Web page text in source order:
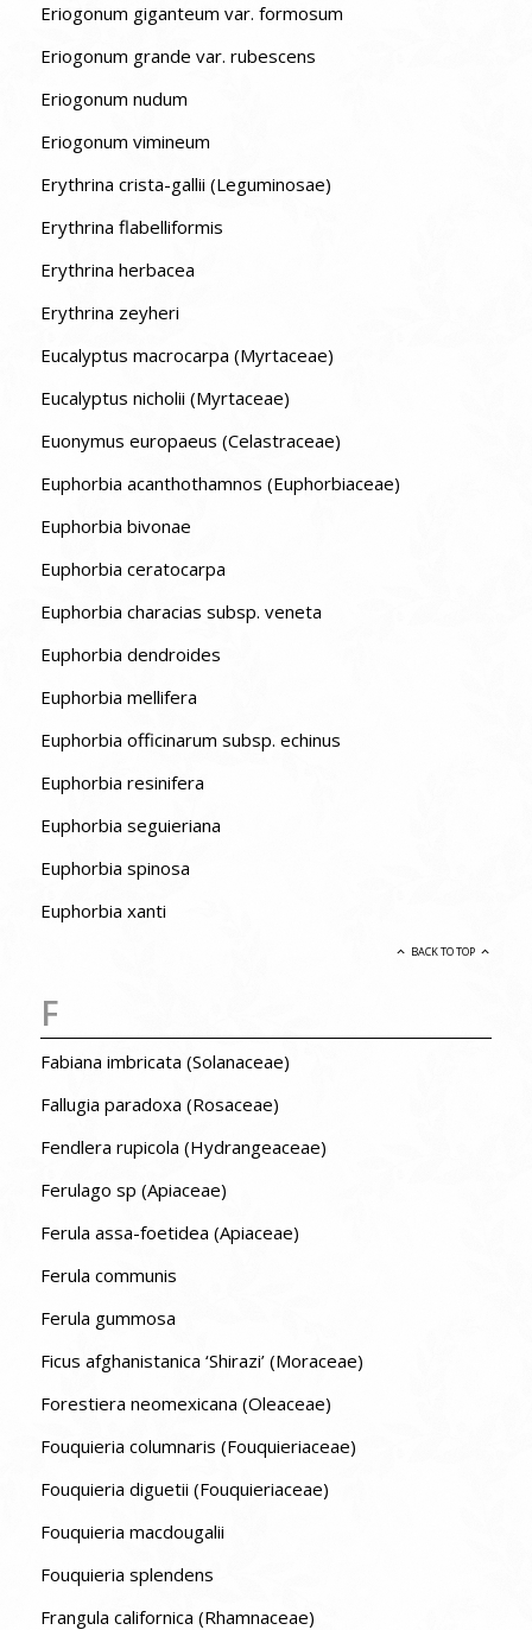
Eriogonum giganteum var. formosum
Eriogonum grande var. rubescens
Eriogonum nudum
Eriogonum vimineum
Erythrina crista-gallii (Leguminosae)
Erythrina flabelliformis
Erythrina herbacea
Erythrina zeyheri
Eucalyptus macrocarpa (Myrtaceae)
Eucalyptus nicholii (Myrtaceae)
Euonymus europaeus (Celastraceae)
Euphorbia acanthothamnos (Euphorbiaceae)
Euphorbia bivonae
Euphorbia ceratocarpa
Euphorbia characias subsp. veneta
Euphorbia dendroides
Euphorbia mellifera
Euphorbia officinarum subsp. echinus
Euphorbia resinifera
Euphorbia seguieriana
Euphorbia spinosa
Euphorbia xanti
BACK TO TOP
F
Fabiana imbricata (Solanaceae)
Fallugia paradoxa (Rosaceae)
Fendlera rupicola (Hydrangeaceae)
Ferulago sp (Apiaceae)
Ferula assa-foetidea (Apiaceae)
Ferula communis
Ferula gummosa
Ficus afghanistanica ‘Shirazi’ (Moraceae)
Forestiera neomexicana (Oleaceae)
Fouquieria columnaris (Fouquieriaceae)
Fouquieria diguetii (Fouquieriaceae)
Fouquieria macdougalii
Fouquieria splendens
Frangula californica (Rhamnaceae)